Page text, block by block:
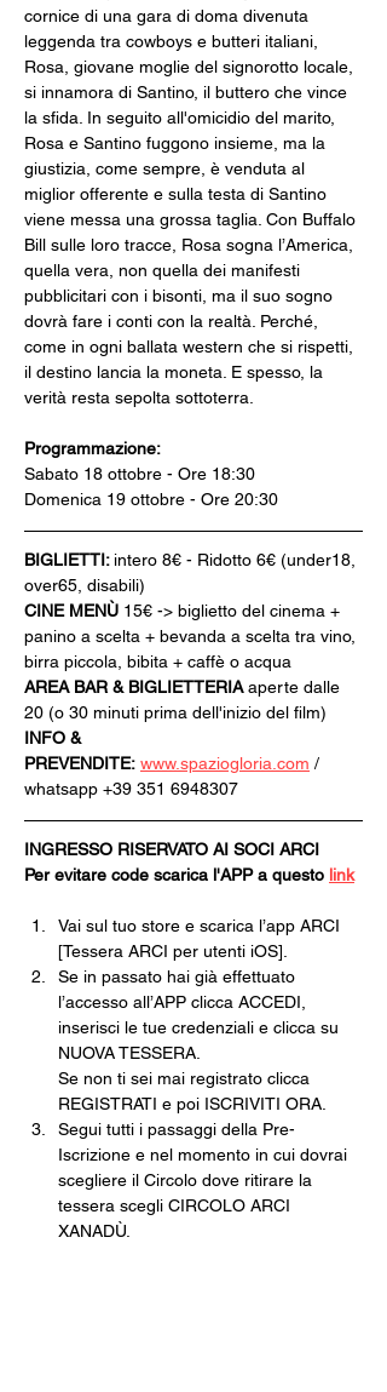
cornice di una gara di doma divenuta
leggenda tra cowboys e butteri italiani,
Rosa, giovane moglie del signorotto locale,
si innamora di Santino, il buttero che vince
la sfida. In seguito all'omicidio del marito,
Rosa e Santino fuggono insieme, ma la
giustizia, come sempre, è venduta al
miglior offerente e sulla testa di Santino
viene messa una grossa taglia. Con Buffalo
Bill sulle loro tracce, Rosa sogna l’America,
quella vera, non quella dei manifesti
pubblicitari con i bisonti, ma il suo sogno
dovrà fare i conti con la realtà. Perché,
come in ogni ballata western che si rispetti,
il destino lancia la moneta. E spesso, la
verità resta sepolta sottoterra.
Programmazione:
Sabato 18 ottobre - Ore 18:30
Domenica 19 ottobre - Ore 20:30
BIGLIETTI: intero 8€ - Ridotto 6€ (under18,
over65, disabili)
CINE MENÙ 15€ -> biglietto del cinema +
panino a scelta + bevanda a scelta tra vino,
birra piccola, bibita + caffè o acqua
AREA BAR & BIGLIETTERIA aperte dalle
20 (o 30 minuti prima dell'inizio del film)
INFO &
PREVENDITE: www.spaziogloria.com /
whatsapp +39 351 6948307
INGRESSO RISERVATO AI SOCI ARCI
Per evitare code scarica l'APP a questo link
Vai sul tuo store e scarica l’app ARCI
[Tessera ARCI per utenti iOS].
Se in passato hai già effettuato
l’accesso all’APP clicca ACCEDI,
inserisci le tue credenziali e clicca su
NUOVA TESSERA.
Se non ti sei mai registrato clicca
REGISTRATI e poi ISCRIVITI ORA.
Segui tutti i passaggi della Pre-
Iscrizione e nel momento in cui dovrai
scegliere il Circolo dove ritirare la
tessera scegli CIRCOLO ARCI
XANADÙ.